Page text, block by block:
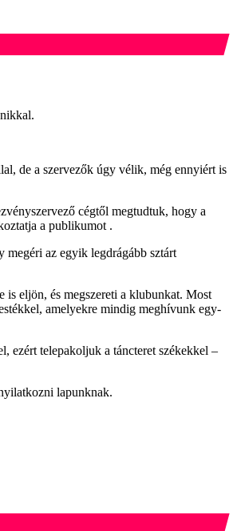
de a szervezők úgy vélik, még ennyiért is
cégtől megtudtuk, hogy a
a publikumot .
megéri az egyik legdrágább sztárt
is eljön, és megszereti a klubunkat. Most
amelyekre mindig meghívunk egy-
ezért telepakoljuk a táncteret székekkel –
lapunknak.